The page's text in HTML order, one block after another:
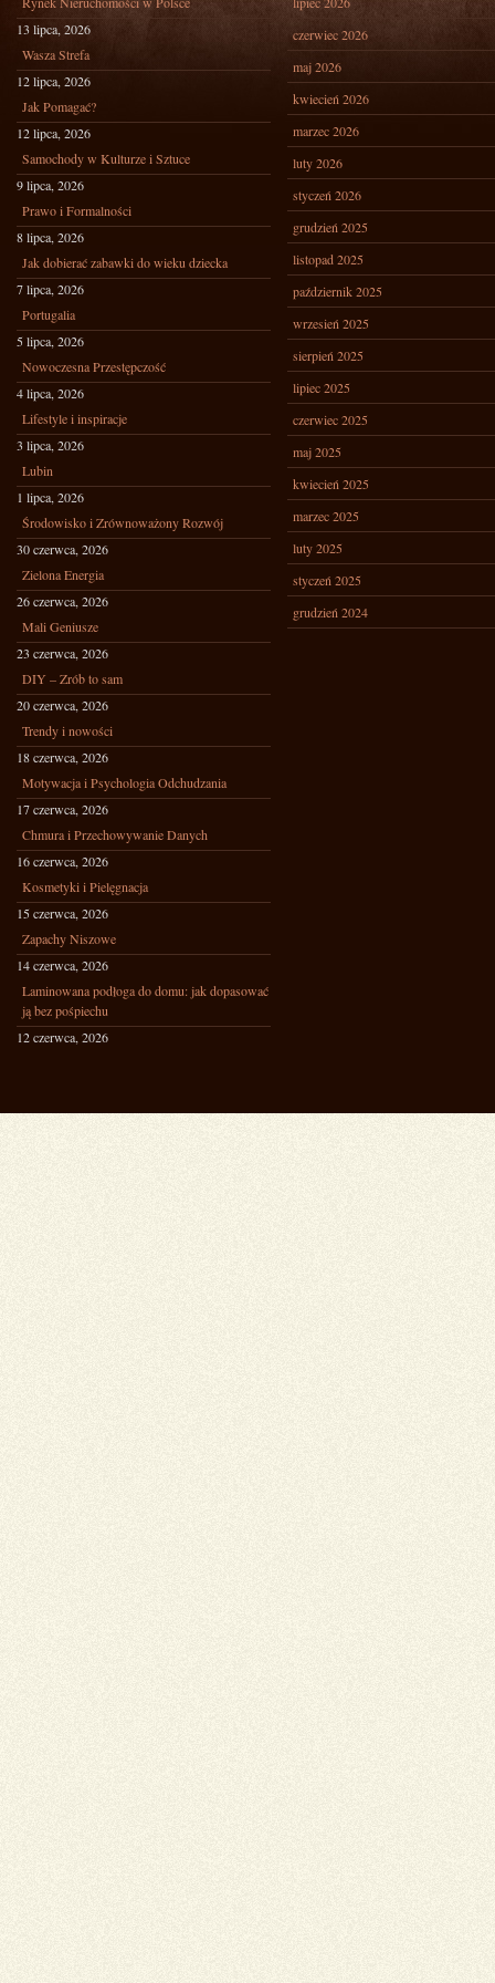
13 lipca, 2026
Wasza Strefa
12 lipca, 2026
Jak Pomagać?
12 lipca, 2026
Samochody w Kulturze i Sztuce
9 lipca, 2026
Prawo i Formalności
8 lipca, 2026
Jak dobierać zabawki do wieku dziecka
7 lipca, 2026
Portugalia
5 lipca, 2026
Nowoczesna Przestępczość
4 lipca, 2026
Lifestyle i inspiracje
3 lipca, 2026
Lubin
1 lipca, 2026
Środowisko i Zrównoważony Rozwój
30 czerwca, 2026
Zielona Energia
26 czerwca, 2026
Mali Geniusze
23 czerwca, 2026
DIY – Zrób to sam
20 czerwca, 2026
Trendy i nowości
18 czerwca, 2026
Motywacja i Psychologia Odchudzania
17 czerwca, 2026
Chmura i Przechowywanie Danych
16 czerwca, 2026
Kosmetyki i Pielęgnacja
15 czerwca, 2026
Zapachy Niszowe
14 czerwca, 2026
Laminowana podłoga do domu: jak dopasować
ją bez pośpiechu
12 czerwca, 2026
czerwiec 2026
maj 2026
kwiecień 2026
marzec 2026
luty 2026
styczeń 2026
grudzień 2025
listopad 2025
październik 2025
wrzesień 2025
sierpień 2025
lipiec 2025
czerwiec 2025
maj 2025
kwiecień 2025
marzec 2025
luty 2025
styczeń 2025
grudzień 2024